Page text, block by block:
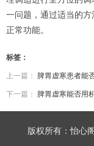
一问题，通过适当的
正常功能。
标签：
上一篇： 脾胃虚寒患者能
下一篇： 脾胃虚寒能否用
版权所有：怡心